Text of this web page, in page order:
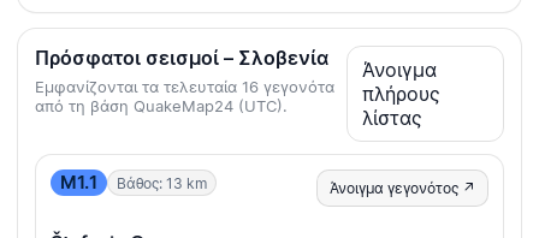
Πρόσφατοι σεισμοί – Σλοβενία
Εμφανίζονται τα τελευταία 16 γεγονότα
από τη βάση QuakeMap24 (UTC).
Άνοιγμα
πλήρους
λίστας
M1.1 Βάθος: 13 km Άνοιγμα γεγονότος ↗